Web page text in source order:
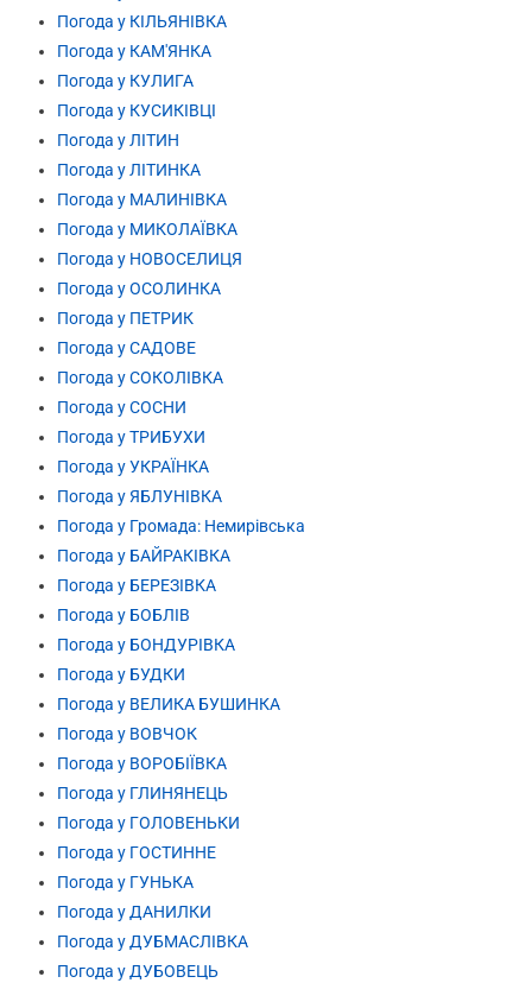
Погода у КІЛЬЯНІВКА
Погода у КАМ'ЯНКА
Погода у КУЛИГА
Погода у КУСИКІВЦІ
Погода у ЛІТИН
Погода у ЛІТИНКА
Погода у МАЛИНІВКА
Погода у МИКОЛАЇВКА
Погода у НОВОСЕЛИЦЯ
Погода у ОСОЛИНКА
Погода у ПЕТРИК
Погода у САДОВЕ
Погода у СОКОЛІВКА
Погода у СОСНИ
Погода у ТРИБУХИ
Погода у УКРАЇНКА
Погода у ЯБЛУНІВКА
Погода у Громада: Немирівська
Погода у БАЙРАКІВКА
Погода у БЕРЕЗІВКА
Погода у БОБЛІВ
Погода у БОНДУРІВКА
Погода у БУДКИ
Погода у ВЕЛИКА БУШИНКА
Погода у ВОВЧОК
Погода у ВОРОБІЇВКА
Погода у ГЛИНЯНЕЦЬ
Погода у ГОЛОВЕНЬКИ
Погода у ГОСТИННЕ
Погода у ГУНЬКА
Погода у ДАНИЛКИ
Погода у ДУБМАСЛІВКА
Погода у ДУБОВЕЦЬ